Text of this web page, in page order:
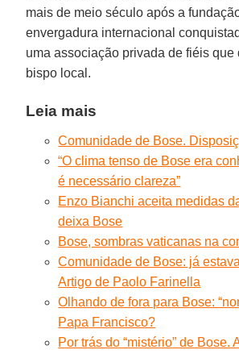
mais de meio século após a
envergadura internacional
uma associação privada de fiéis que
bispo local.
Leia mais
Comunidade de Bose.
“O clima tenso de Bose era
é necessário clareza”
Enzo Bianchi aceita medidas
deixa Bose
Bose, sombras vaticanas na
Comunidade de Bose: já
Artigo de Paolo Farinella
Olhando de fora para Bose:
Papa Francisco?
Por trás do “mistério” de Bose.